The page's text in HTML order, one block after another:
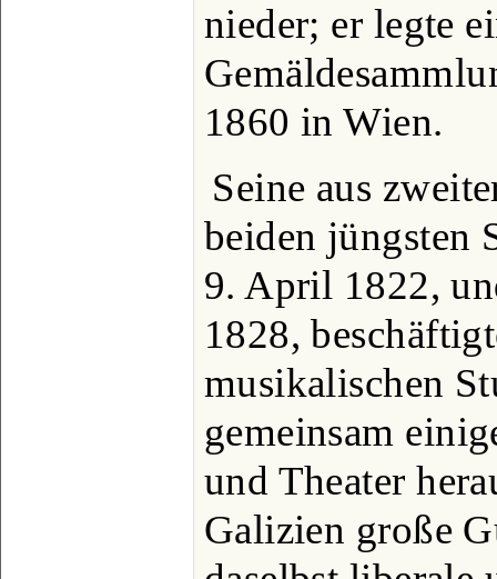
nieder; er legte
1860 in Wien.
Seine aus
beiden jüngsten
9. April 1822,
1828,
musikalischen
gemeinsam
und Theater
Galizien große